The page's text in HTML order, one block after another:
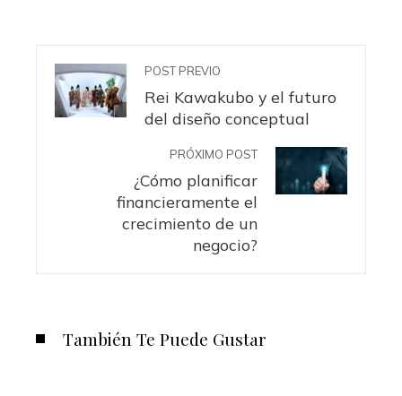
POST PREVIO
Rei Kawakubo y el futuro
del diseño conceptual
PRÓXIMO POST
¿Cómo planificar
financieramente el
crecimiento de un
negocio?
También Te Puede Gustar